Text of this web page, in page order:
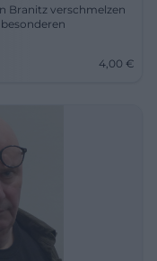
Branitz verschmelzen
4,00 €